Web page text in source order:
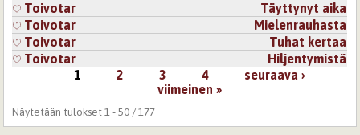
Toivotar
Täyttynyt aika
Toivotar
Mielenrauhasta
Toivotar
Tuhat kertaa
Toivotar
Hiljentymistä
1 2 3 4
seuraava ›
viimeinen »
Näytetään tulokset 1 - 50 / 177